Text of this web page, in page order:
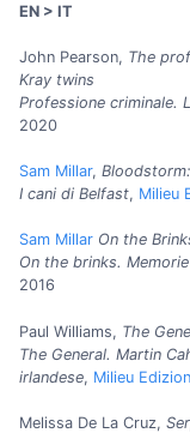
EN > IT
John Pearson, The
Kray twins
Professione criminale.
2020
Sam Millar,
I cani di Belfast, Milieu
Sam Millar On the
On the brinks.
2016
Paul Williams, The
The General. Martin
irlandese, Milieu
Melissa De La Cruz,